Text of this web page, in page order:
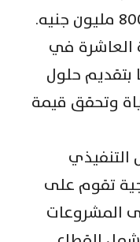
العاشرة في
بتقديم حلول
وتحقق قيمة
التنفيذي
تقوم على
المشروعات